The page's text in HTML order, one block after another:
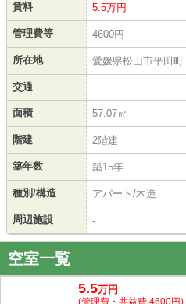
賃料 5.5万円
管理費等 4600円
所在地 愛媛県松山市平田町
交通
面積 57.07㎡
階建 2階建
築年数 築15年
種別/構造 アパート/木造
周辺施設 -
空室一覧
5.5万円
(管理費・共益費 4600円)